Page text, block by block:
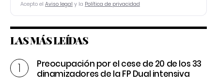
Acepto el Aviso legal y la Política de privacidad
LAS MÁS LEÍDAS
Preocupación por el cese de 20 de los 33
dinamizadores de la FP Dual intensiva